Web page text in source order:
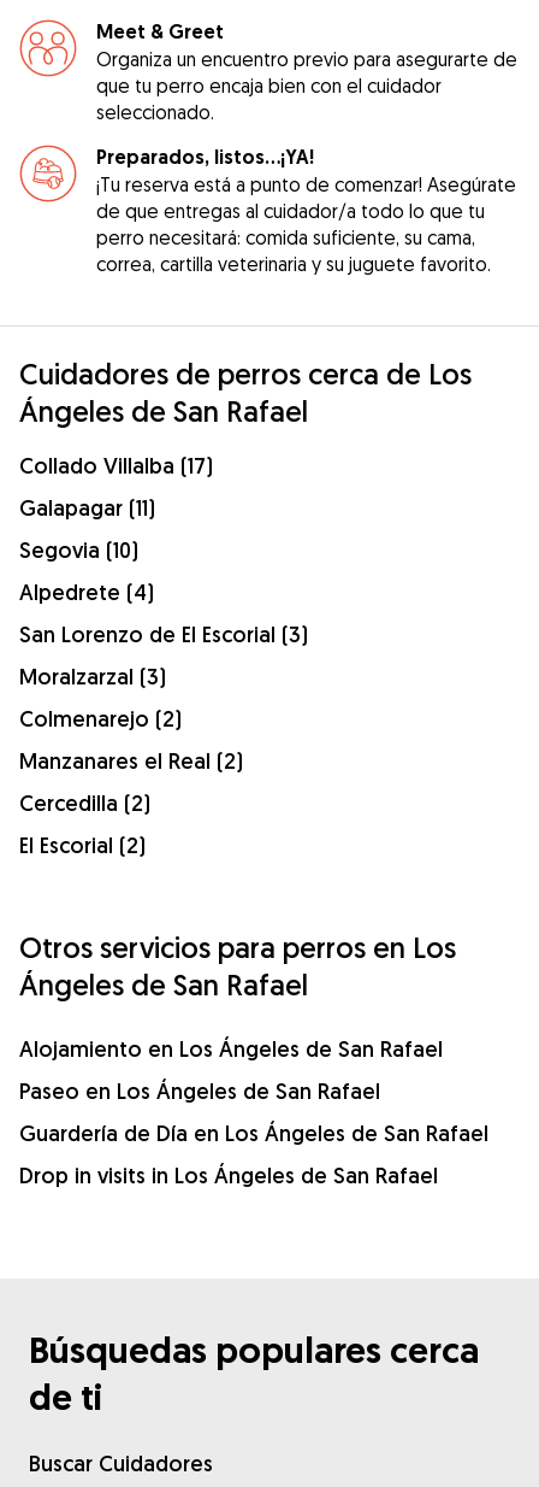
Meet & Greet
Organiza un encuentro previo para asegurarte de
que tu perro encaja bien con el cuidador
seleccionado.
Preparados, listos...¡YA!
¡Tu reserva está a punto de comenzar! Asegúrate
de que entregas al cuidador/a todo lo que tu
perro necesitará: comida suficiente, su cama,
correa, cartilla veterinaria y su juguete favorito.
Cuidadores de perros cerca de Los
Ángeles de San Rafael
Collado Villalba (17)
Galapagar (11)
Segovia (10)
Alpedrete (4)
San Lorenzo de El Escorial (3)
Moralzarzal (3)
Colmenarejo (2)
Manzanares el Real (2)
Cercedilla (2)
El Escorial (2)
Otros servicios para perros en Los
Ángeles de San Rafael
Alojamiento en Los Ángeles de San Rafael
Paseo en Los Ángeles de San Rafael
Guardería de Día en Los Ángeles de San Rafael
Drop in visits in Los Ángeles de San Rafael
Búsquedas populares cerca
de ti
Buscar Cuidadores